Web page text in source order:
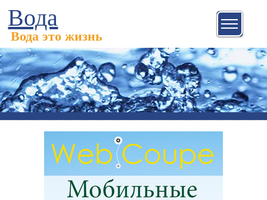
Вода
Вода это жизнь